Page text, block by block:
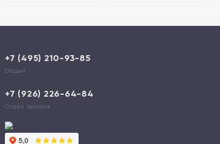
+7 (495) 210-93-85
Общий
+7 (926) 226-64-84
Отдел продаж